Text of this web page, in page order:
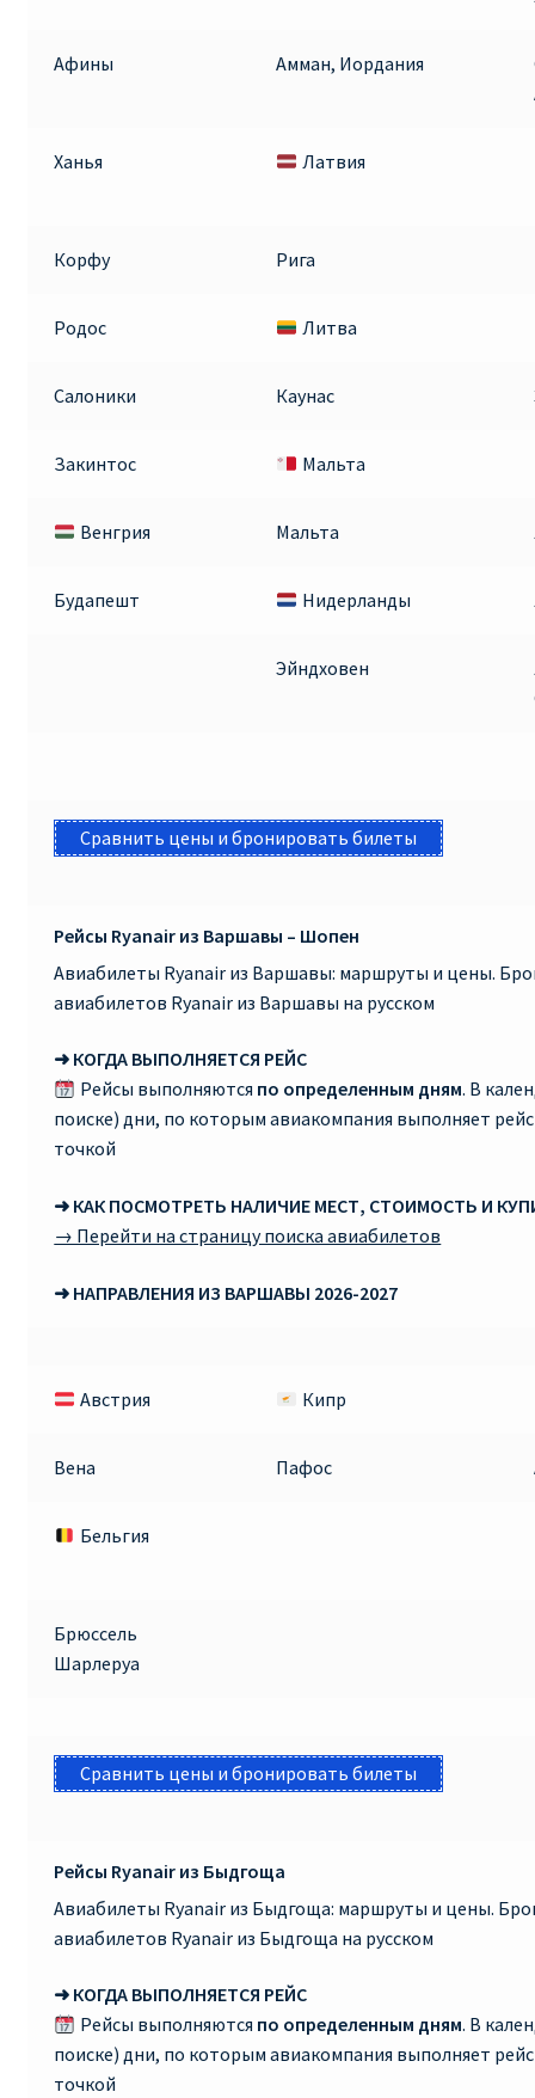
ПРАВИЛА RYANAIR В АЭРОПОРТУ И НА БОРТУ
РЕГИСТРАЦИЯ НА РЕЙС И ДОКУМЕНТЫ ДЛЯ
РАЙАНЭЙР НА РУССКОМ | КНФТФШК
РЕГИСТРАЦИЯ НА РЕЙС RYANAIR
Регистрация ребенка на рейс RYANAIR
Рим
Райнэйр на русском
Афины Амман, Иордания
Ханья
Латвия
Корфу Рига
Родос Литва
Салоники Каунас
Закинтос Мальта
Венгрия Мальта
Будапешт Нидерланды
Эйндховен
Сравнить цены и бронировать билеты
Рейсы Ryanair из Варшавы – Шопен
Авиабилеты Ryanair из Варшавы: маршруты и цены.
авиабилетов Ryanair из Варшавы на русском
➜ КОГДА ВЫПОЛНЯЕТСЯ РЕЙС
Рейсы выполняются по определенным дням. В
поиске) дни, по которым авиакомпания выполняет
точкой
➜ КАК ПОСМОТРЕТЬ НАЛИЧИЕ МЕСТ, СТОИМОСТЬ И
→ Перейти на страницу поиска авиабилетов
➜ НАПРАВЛЕНИЯ ИЗ ВАРШАВЫ 2026-2027
Австрия Кипр
Вена Пафос
Бельгия
Брюссель
Шарлеруа
Сравнить цены и бронировать билеты
Рейсы Ryanair из Быдгоща
Авиабилеты Ryanair из Быдгоща: маршруты и цены.
авиабилетов Ryanair из Быдгоща на русском
➜ КОГДА ВЫПОЛНЯЕТСЯ РЕЙС
Рейсы выполняются по определенным дням. В
поиске) дни, по которым авиакомпания выполняет
точкой